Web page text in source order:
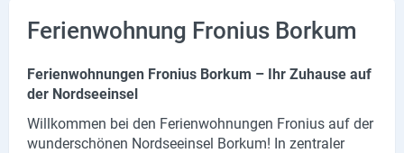
Ferienwohnung Fronius Borkum
Fe­ri­en­woh­nun­gen Fro­ni­us Bor­kum – Ihr Zu­hau­se auf
der Nord­see­insel
Will­kom­men bei den Fe­ri­en­woh­nun­gen Fro­ni­us auf der
wun­der­schö­nen Nord­see­insel Bor­kum! In zen­tra­ler
Datenschutz
Social Media
Facebook